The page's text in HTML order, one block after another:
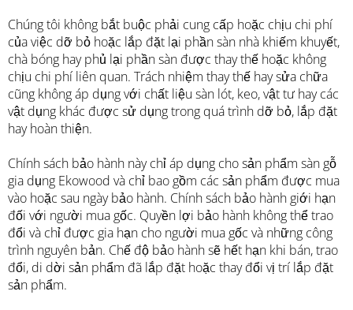
Chúng tôi không bắt buộc phải cung cấp hoặc chịu chi phí
của việc dỡ bỏ hoặc lắp đặt lại phần sàn nhà khiếm khuyết,
chà bóng hay phủ lại phần sàn được thay thế hoặc không
chịu chi phí liên quan. Trách nhiệm thay thế hay sửa chữa
cũng không áp dụng với chất liệu sàn lót, keo, vật tư hay các
vật dụng khác được sử dụng trong quá trình dỡ bỏ, lắp đặt
hay hoàn thiện.
Chính sách bảo hành này chỉ áp dụng cho sản phẩm sàn gỗ
gia dụng Ekowood và chỉ bao gồm các sản phẩm được mua
vào hoặc sau ngày bảo hành. Chính sách bảo hành giới hạn
đối với người mua gốc. Quyền lợi bảo hành không thể trao
đổi và chỉ được gia hạn cho người mua gốc và những công
trình nguyên bản. Chế độ bảo hành sẽ hết hạn khi bán, trao
đổi, di dời sản phẩm đã lắp đặt hoặc thay đổi vị trí lắp đặt
sản phẩm.